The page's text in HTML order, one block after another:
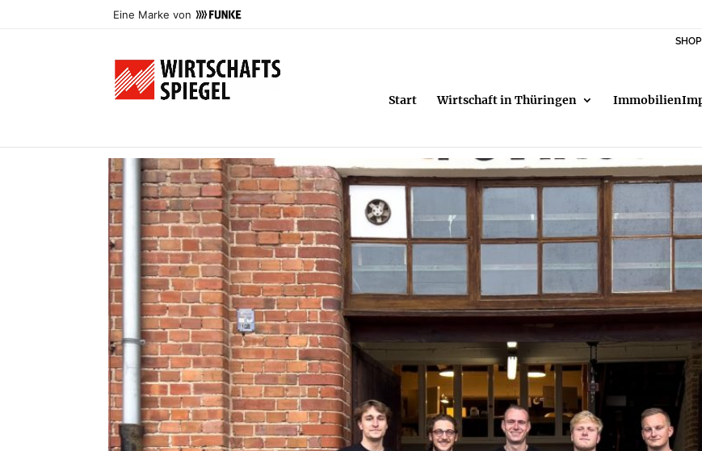
Eine Marke von
SHOP
Start Wirtschaft in Thüringen